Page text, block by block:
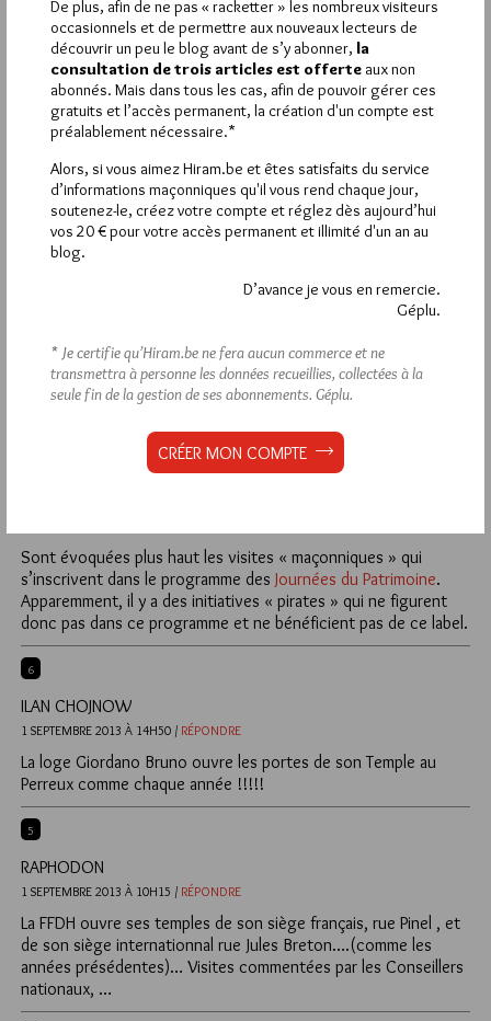
Jiri me connaît un peu. Donc, il ne verra pas d’objection à mon
« mauvais esprit » qui, en réalité, exprime d’innoncentes
interrogations. La journée du patrimoine a été instaurée dans le
but de valoriser des lieux d’exception ou des ensembles
architecturaux et historiques remarquables. Quand je vois
« l’hôtel » (sic) de la Grande Loge de France, je vois ce truc :
http://img59.imageshack.us/img59/2167/ulsh.jpg
C’est laid, sans âme. Cela a dû coûter très cher et, j’en suis
persuadé, certains y sont allés « fraternellement » de leurs
honoraires.
Bref, ça relève de la journée du patrimoine ???? Non de la retape
médiatique et d’une volonté de prosélyte.
pouvaient en être. Ils ont eu suffisamment l’association des
contribuables sur le dos suite à des subventions dont la mairie
lui a demandé le remboursement après la rénovation
(contestée) des locaux de l’allée de Bosserville.
http://www.montpellier.maville.com/actu/actudet_-Subvention-
Les-francs-macons-contestent-le-
Sont évoquées plus haut les visites « maçonniques » qui
s’inscrivent dans le programme des Journées du Patrimoine.
Apparemment, il y a des initiatives « pirates » qui ne figurent
donc pas dans ce programme et ne bénéficient pas de ce label.
6
ILAN CHOJNOW
1 SEPTEMBRE 2013 À 14H50 / RÉPONDRE
La loge Giordano Bruno ouvre les portes de son Temple au
Perreux comme chaque année !!!!!
5
RAPHODON
1 SEPTEMBRE 2013 À 10H15 / RÉPONDRE
La FFDH ouvre ses temples de son siège français, rue Pinel , et
de son siège internationnal rue Jules Breton….(comme les
années présédentes)… Visites commentées par les Conseillers
nationaux, …
De plus, afin de ne pas « racketter » les nombreux visiteurs
occasionnels et de permettre aux nouveaux lecteurs de
découvrir un peu le blog avant de s’y abonner, la
consultation de trois articles est offerte aux non
abonnés. Mais dans tous les cas, afin de pouvoir gérer ces
gratuits et l’accès permanent, la création d'un compte est
préalablement nécessaire.*
Alors, si vous aimez Hiram.be et êtes satisfaits du service
d’informations maçonniques qu'il vous rend chaque jour,
soutenez-le, créez votre compte et réglez dès aujourd’hui
vos 20 € pour votre accès permanent et illimité d'un an au
blog.
D’avance je vous en remercie.
Géplu.
* Je certifie qu’Hiram.be ne fera aucun commerce et ne
transmettra à personne les données recueillies, collectées à la
seule fin de la gestion de ses abonnements. Géplu.
CRÉER MON COMPTE